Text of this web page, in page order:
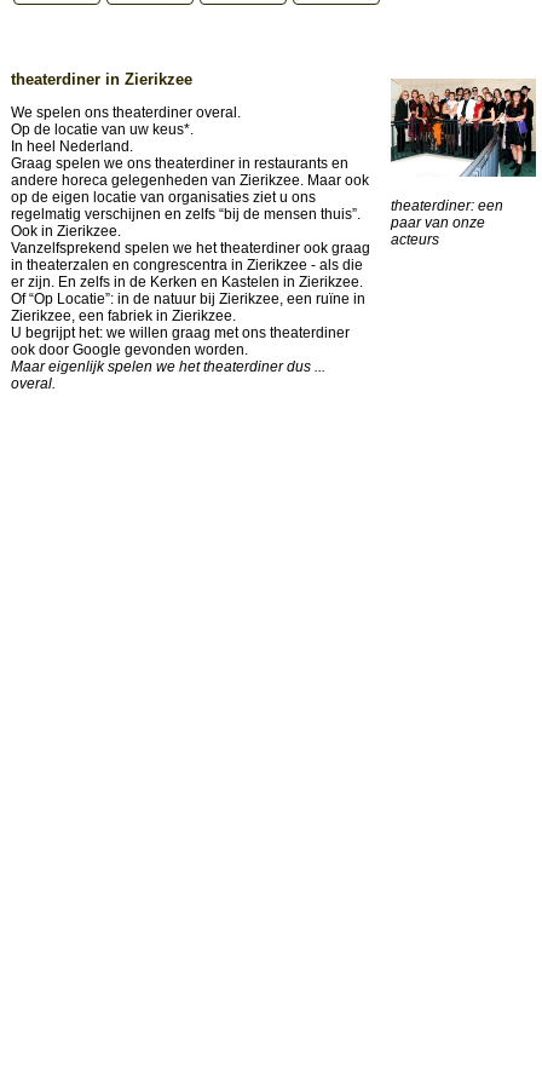
theaterdiner in Zierikzee
We spelen ons theaterdiner overal.
Op de locatie van uw keus*.
In heel Nederland.
Graag spelen we ons theaterdiner in restaurants en
andere horeca gelegenheden van Zierikzee. Maar ook
op de eigen locatie van organisaties ziet u ons
regelmatig verschijnen en zelfs “bij de mensen thuis”.
Ook in Zierikzee.
Vanzelfsprekend spelen we het theaterdiner ook graag
in theaterzalen en congrescentra in Zierikzee - als die
er zijn. En zelfs in de Kerken en Kastelen in Zierikzee.
Of “Op Locatie”: in de natuur bij Zierikzee, een ruïne in
Zierikzee, een fabriek in Zierikzee.
U begrijpt het: we willen graag met ons theaterdiner
ook door Google gevonden worden.
Maar eigenlijk spelen we het theaterdiner dus ...
overal.
theaterdiner: een
paar van onze
acteurs